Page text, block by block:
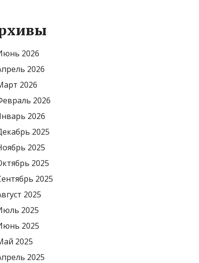
2026
2026
2026
2026
2026
2025
2025
2025
2025
2025
2025
2025
2025
2025